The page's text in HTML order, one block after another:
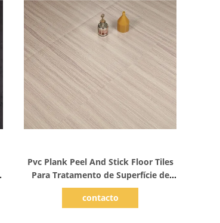
Pvc Plank Peel And Stick Floor Tiles
Para Tratamento de Superfície de
Cor Simples
contacto